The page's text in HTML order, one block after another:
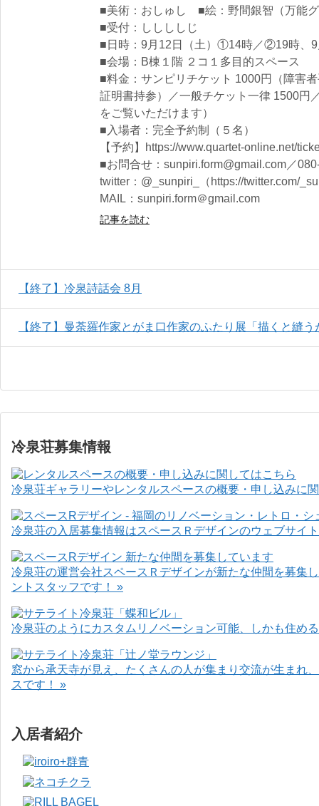
■美術：おしゅし ■絵：野間銀智（万能
■受付：ししししじ
■日時：9月12日（土）①14時／②19時、
■会場：B棟１階 ２コ１多目的スペース
■料金：サンピリチケット 1000円（障害
証明書持参）／一般チケット一律 1500円
をご覧いただけます）
■入場者：完全予約制（５名）
【予約】https://www.quartet-online.net/
■お問合せ：sunpiri.form@gmail.com／
twitter：@_sunpiri_（https://twitter.com/
MAIL：sunpiri.form＠gmail.com
記事を読む
【終了】冷泉詩話会 8月
【終了】曼荼羅作家とがま口作家のふたり展「描くと縫
冷泉荘募集情報
冷泉荘ギャラリーやレンタルスペースの概要・申し込みに
冷泉荘の入居募集情報はスペースＲデザインのウェブサイ
冷泉荘の運営会社スペースＲデザインが新たな仲間を募集
ントスタッフです！ »
冷泉荘のようにカスタムリノベーション可能、しかも住め
窓から承天寺が見え、たくさんの人が集まり交流が生まれ
スです！ »
入居者紹介